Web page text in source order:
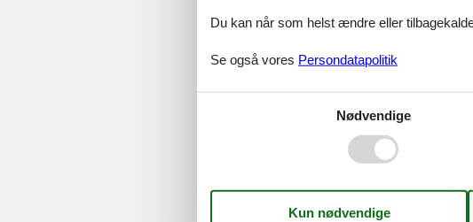
Tilbudsmail
©Feline Holidays-Feline Holidays A/S-
Du kan når som helst ændre eller
Se også vores Persondatapolitik
Nødvendige